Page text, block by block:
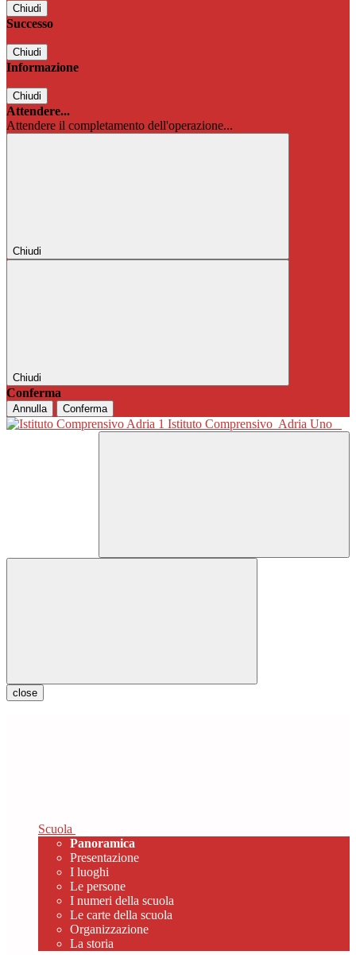
Chiudi
Successo
Chiudi
Informazione
Chiudi
Attendere...
Attendere il completamento dell'operazione...
Chiudi
Chiudi
Conferma
Annulla Conferma
Istituto Comprensivo Adria Uno
close
Scuola
Panoramica
Presentazione
I luoghi
Le persone
I numeri della scuola
Le carte della scuola
Organizzazione
La storia